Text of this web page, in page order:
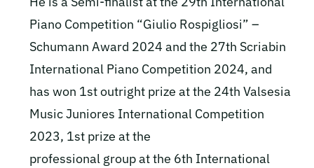
Piano Competition “Giulio Rospigliosi” –
Schumann Award 2024 and the 27th Scriabin
International Piano Competition 2024, and
has won 1st outright prize at the 24th Valsesia
Music Juniores International Competition
2023, 1st prize at the
professional group at the 6th International